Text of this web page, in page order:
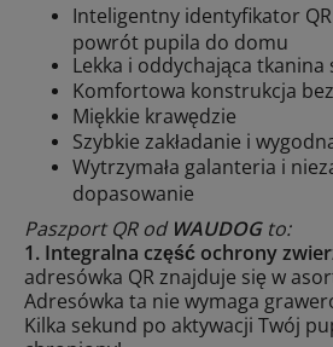
Inteligentny identyfikator
powrót pupila do domu
Lekka i oddychająca tkanina
Komfortowa konstrukcja
Miękkie krawędzie
Szybkie zakładanie i
Wytrzymała galanteria i
dopasowanie
Paszport QR od WAUDOGto:
1. Integralna część ochrony
adresówka QR znajduje się w
Adresówka ta nie wymaga
Kilka sekund po aktywacji Twój